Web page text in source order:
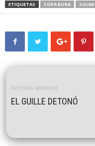
ETIQUETAS COPA BORA SOLMI
Artículo anterior
EL GUILLE DETONÓ